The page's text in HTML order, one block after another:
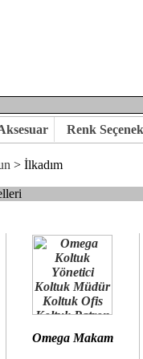
incelemenizi öneririz.
ofis ortamına
Renk
> İlkadım
Omega Makam